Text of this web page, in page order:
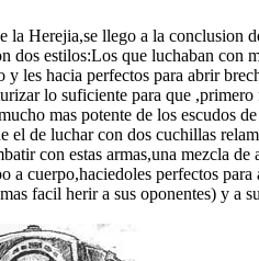
la Herejia,se llego a la conclusion
dos estilos:Los que luchaban con
y les hacia perfectos para abrir
lo suficiente para que
mas potente de los escudos
el de luchar con dos cuchillas
con estas armas,una mezcla
a cuerpo,haciedoles perfectos
facil herir a sus oponentes) y a